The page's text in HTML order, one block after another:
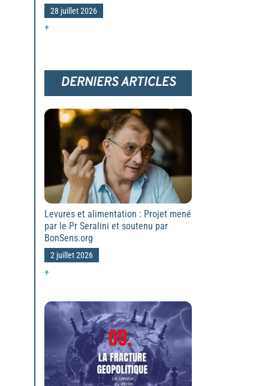
28 juillet 2026
+
DERNIERS ARTICLES
Levures et alimentation : Projet mené
par le Pr Seralini et soutenu par
BonSens.org
2 juillet 2026
+